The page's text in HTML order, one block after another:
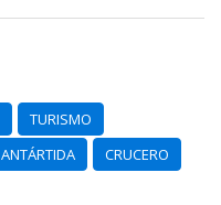
TURISMO
ANTÁRTIDA
CRUCERO